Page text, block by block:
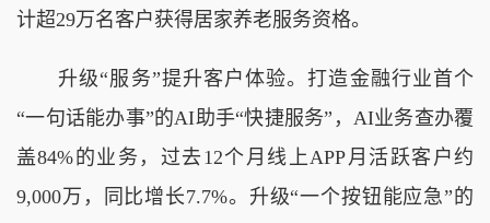
计超29万名客户获得居家养老服务资格。
升级“服务”提升客户体验。打造金融行业首个
“一句话能办事”的AI助手“快捷服务”，AI业务查办覆
盖84%的业务，过去12个月线上APP月活跃客户约
9,000万，同比增长7.7%。升级“一个按钮能应急”的